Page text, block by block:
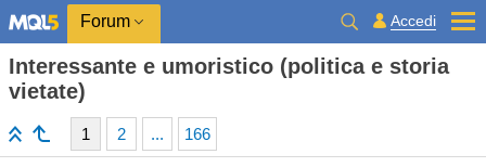
Forum Accedi
Interessante e umoristico (politica e storia
vietate)
1 2 ... 166